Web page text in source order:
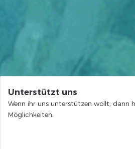
Unterstützt uns
Wenn ihr uns unterstützen wollt, dann
Möglichkeiten.